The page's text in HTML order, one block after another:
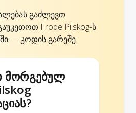
გაძლევთ
Frode Pilskog-ს
— კოდის გარეშე.
მორგებულ